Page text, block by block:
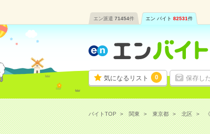
エン派遣 71454件 エン バイト 82531件
気になるリスト 0 保存し
バイトTOP 関東 東京都 北区